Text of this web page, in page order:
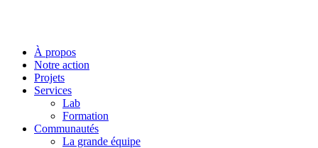
À propos
Notre action
Projets
Services
Lab
Formation
Communautés
La grande équipe